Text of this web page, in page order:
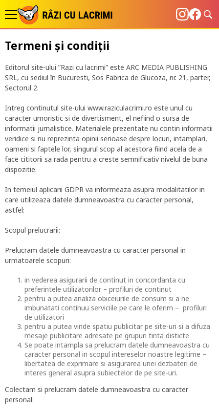
Termeni și condiții
Editorul site-ului ”Razi cu lacrimi” este ARC MEDIA PUBLISHING
SRL, cu sediul în Bucuresti, Sos Fabrica de Glucoza, nr. 21, parter,
Sectorul 2.
Intreg continutul site-ului www.raziculacrimi.ro este unul cu
caracter umoristic si de divertisment, el nefiind o sursa de
informatii jurnalistice. Materialele prezentate nu contin informatii
veridice si nu reprezinta opinii serioase despre locuri, intamplari,
oameni si faptele lor, singurul scop al acestora fiind acela de a
face cititorii sa rada pentru a creste semnificativ nivelul de buna
dispozitie.
In temeiul aplicarii GDPR va informeaza asupra modalitatilor in
care utilizeaza datele dumneavoastra cu caracter personal,
astfel:
Scopul prelucrarii:
Prelucram datele dumneavoastra cu caracter personal in
urmatoarele scopuri:
in vederea asigurarii de continut in concordanta cu
preferintele utilizatorilor – profiluri de continut
pentru a putea analiza obiceiurile de consum si a ne
imbunatati continuu serviciile pe care le oferim – profiluri
de utilizatori
pentru a putea vinde spatiu publicitar pe site-uri si a difuza
mesaje publicitare adresate pe grupuri tinta disticte
Se poate intampla sa prelucram datele dumneavoastra cu
caracter personal in scopul intereselor noastre legitime –
libertatea de exprimare si asigurarea unei dezbateri de
interes general asupra subiectelor de pe site-uri.
Colectam si prelucram datele dumneavoastra cu caracter
personal: